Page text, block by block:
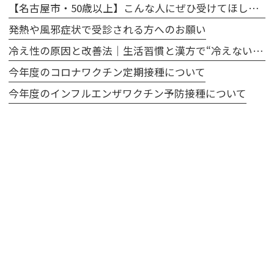
【名古屋市・50歳以上】こんな人にぜひ受けてほしい、胃カメラによる胃がん検診
発熱や風邪症状で受診される方へのお願い
冷え性の原因と改善法｜生活習慣と漢方で“冷えない体”へ
今年度のコロナワクチン定期接種について
今年度のインフルエンザワクチン予防接種について